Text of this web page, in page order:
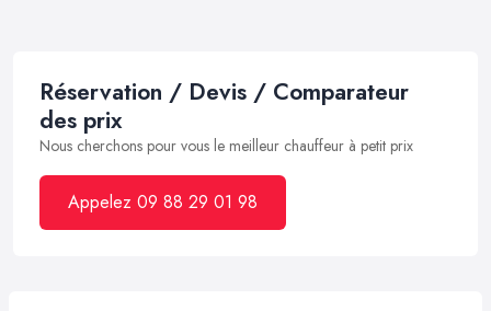
Réservation / Devis / Comparateur
des prix
Nous cherchons pour vous le meilleur chauffeur à petit prix
Appelez 09 88 29 01 98